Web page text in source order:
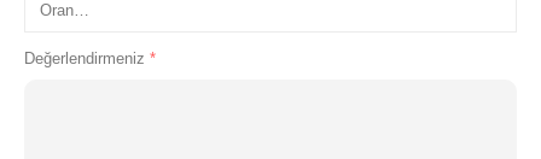
Değerlendirmeniz *